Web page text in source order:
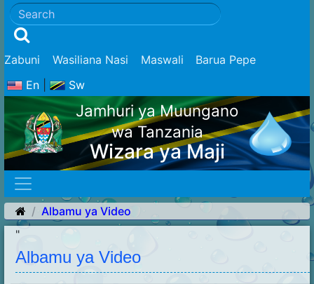
Zabuni Wasiliana Nasi Maswali
Barua Pepe
En
Sw
Jamhuri ya Muungano
wa Tanzania
Wizara ya Maji
Albamu ya Video
"
Albamu ya Video